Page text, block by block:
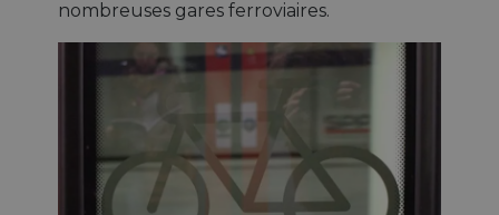
nombreuses gares ferroviaires.